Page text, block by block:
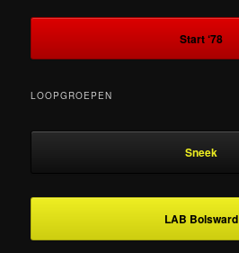
Start ‘78
LOOPGROEPEN
Sneek
LAB Bolsward